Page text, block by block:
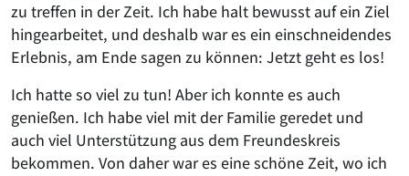
zu treffen in der Zeit. Ich habe halt bewusst auf ein Ziel
hingearbeitet, und deshalb war es ein einschneidendes
Erlebnis, am Ende sagen zu können: Jetzt geht es los!
Ich hatte so viel zu tun! Aber ich konnte es auch
genießen. Ich habe viel mit der Familie geredet und
auch viel Unterstützung aus dem Freundeskreis
bekommen. Von daher war es eine schöne Zeit, wo ich